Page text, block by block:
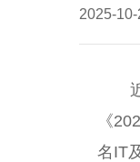
2025-
《
名IT